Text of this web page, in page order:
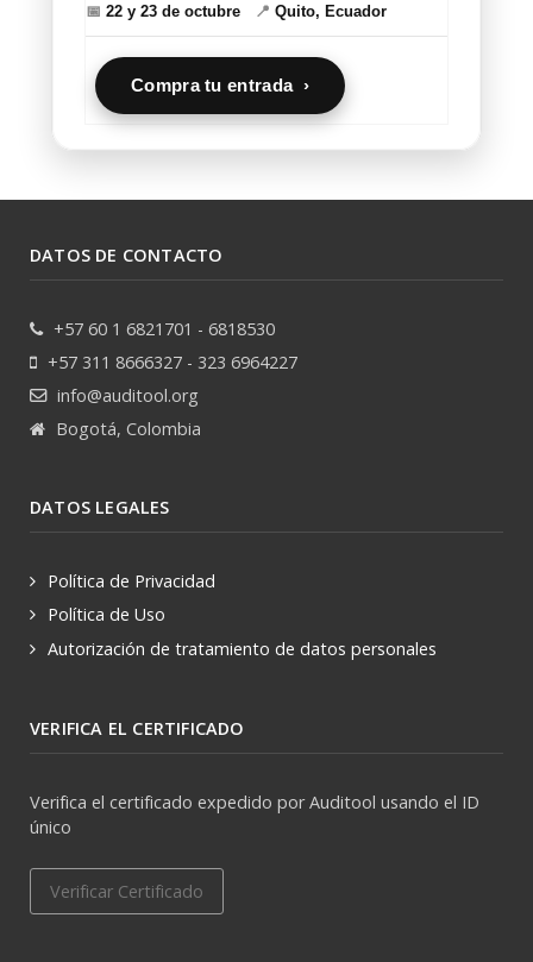
📅 22 y 23 de octubre 📍 Quito, Ecuador
Compra tu entrada ›
DATOS DE CONTACTO
+57 60 1 6821701 - 6818530
+57 311 8666327 - 323 6964227
info@auditool.org
Bogotá, Colombia
DATOS LEGALES
Política de Privacidad
Política de Uso
Autorización de tratamiento de datos personales
VERIFICA EL CERTIFICADO
Verifica el certificado expedido por Auditool usando el ID
único
Verificar Certificado